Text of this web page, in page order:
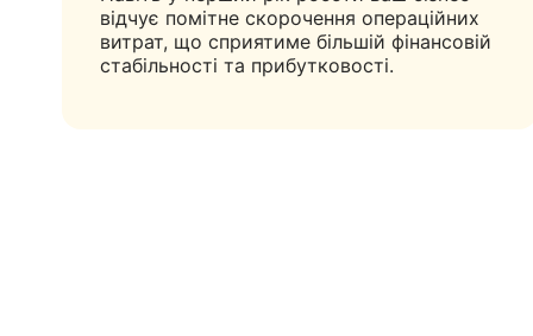
відчує помітне скорочення операційних
витрат, що сприятиме більшій фінансовій
стабільності та прибутковості.